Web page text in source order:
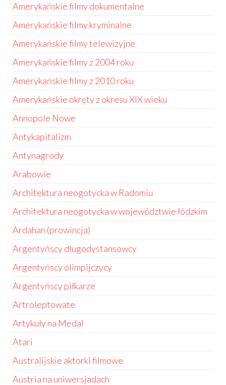
Amerykańskie filmy dokumentalne
Amerykańskie filmy kryminalne
Amerykańskie filmy telewizyjne
Amerykańskie filmy z 2004 roku
Amerykańskie filmy z 2010 roku
Amerykańskie okręty z okresu XIX wieku
Annopole Nowe
Antykapitalizm
Antynagrody
Arabowie
Architektura neogotycka w Radomiu
Architektura neogotycka w województwie łódzkim
Ardahan (prowincja)
Argentyńscy długodystansowcy
Argentyńscy olimpijczycy
Argentyńscy piłkarze
Artroleptowate
Artykuły na Medal
Atari
Australijskie aktorki filmowe
Austria na uniwersjadach